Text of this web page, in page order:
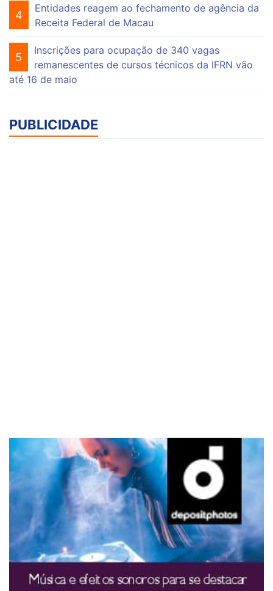
4
Entidades reagem ao fechamento de agência da
Receita Federal de Macau
5
Inscrições para ocupação de 340 vagas
remanescentes de cursos técnicos da IFRN vão
até 16 de maio
PUBLICIDADE